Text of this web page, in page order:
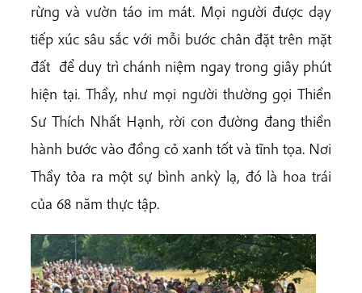
rừng và vườn táo im mát. Mọi người được dạy
tiếp xúc sâu sắc với mỗi bước chân đặt trên mặt
đất để duy trì chánh niệm ngay trong giây phút
hiện tại. Thầy, như mọi người thường gọi Thiền
Sư Thích Nhất Hạnh, rời con đường đang thiền
hành bước vào đồng cỏ xanh tốt và tĩnh tọa. Nơi
Thầy tỏa ra một sự bình ankỳ lạ, đó là hoa trái
của 68 năm thực tập.